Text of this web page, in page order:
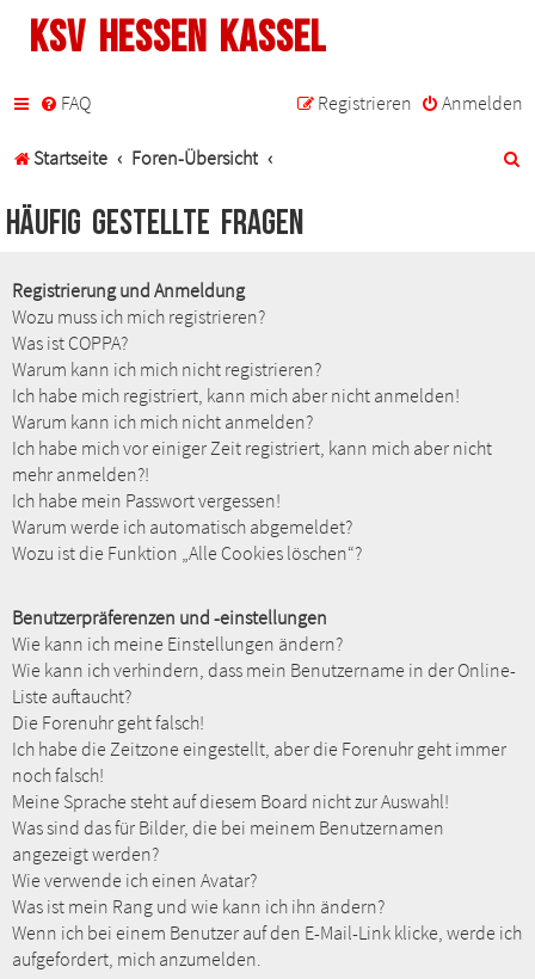
KSV Hessen Kassel
FAQ Anmelden
Registrieren
Startseite Foren-Übersicht
Häufig gestellte Fragen
Registrierung und Anmeldung
Wozu muss ich mich registrieren?
Was ist COPPA?
Warum kann ich mich nicht registrieren?
Ich habe mich registriert, kann mich aber nicht anmelden!
Warum kann ich mich nicht anmelden?
Ich habe mich vor einiger Zeit registriert, kann mich aber nicht
mehr anmelden?!
Ich habe mein Passwort vergessen!
Warum werde ich automatisch abgemeldet?
Wozu ist die Funktion „Alle Cookies löschen“?
Benutzerpräferenzen und -einstellungen
Wie kann ich meine Einstellungen ändern?
Wie kann ich verhindern, dass mein Benutzername in der Online-
Liste auftaucht?
Die Forenuhr geht falsch!
Ich habe die Zeitzone eingestellt, aber die Forenuhr geht immer
noch falsch!
Meine Sprache steht auf diesem Board nicht zur Auswahl!
Was sind das für Bilder, die bei meinem Benutzernamen
angezeigt werden?
Wie verwende ich einen Avatar?
Was ist mein Rang und wie kann ich ihn ändern?
Wenn ich bei einem Benutzer auf den E-Mail-Link klicke, werde ich
aufgefordert, mich anzumelden.